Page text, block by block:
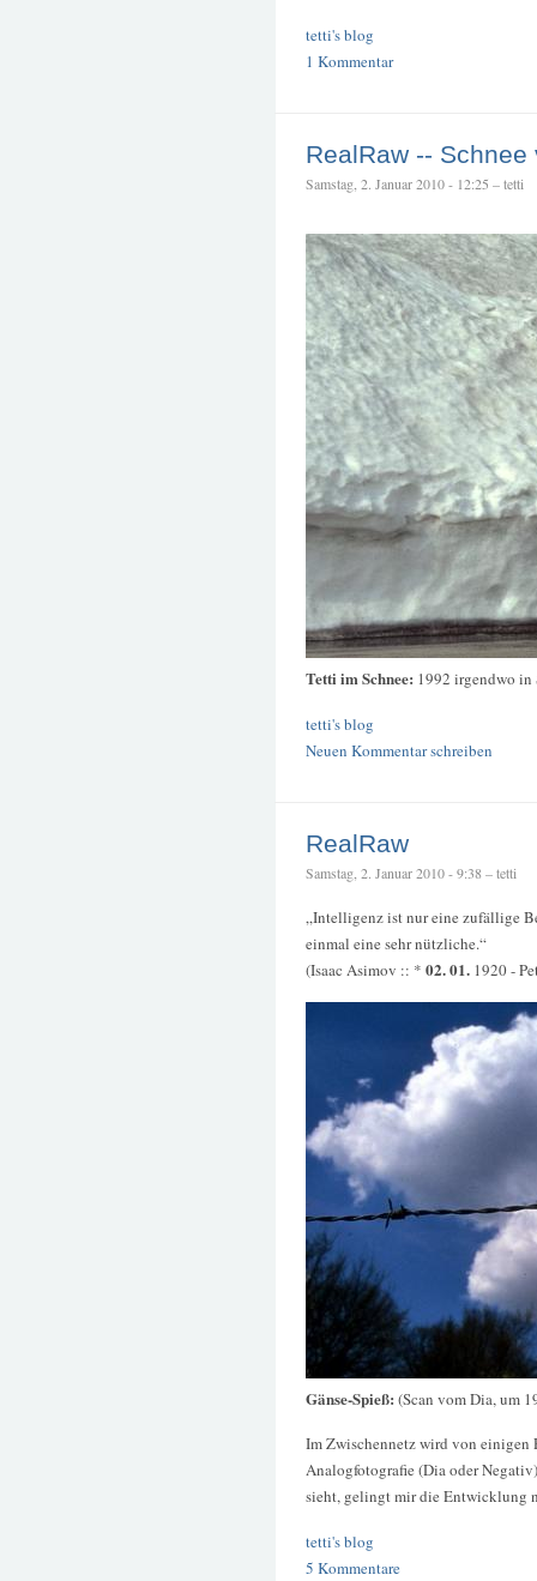
tetti's blog
1 Kommentar
RealRaw -- Schnee
Samstag, 2. Januar 2010 - 12:25 – tetti
Tetti im Schnee: 1992 irgendwo
tetti's blog
Neuen Kommentar schreiben
RealRaw
Samstag, 2. Januar 2010 - 9:38 – tetti
„Intelligenz ist nur eine zufällige
einmal eine sehr nützliche.“
(Isaac Asimov :: * 02. 01. 1920 -
Gänse-Spieß: (Scan vom Dia, um
Im Zwischennetz wird von einigen
Analogfotografie (Dia oder
sieht, gelingt mir die Entwicklung
tetti's blog
5 Kommentare